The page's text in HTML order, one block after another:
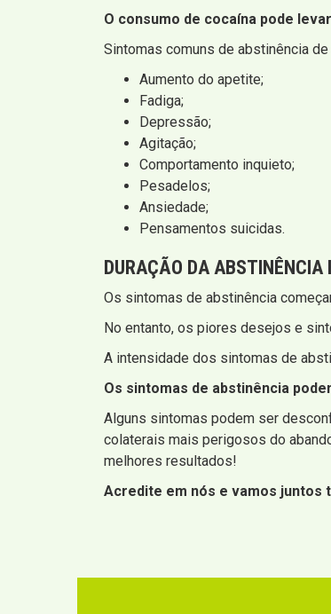
O consumo de cocaína pode
Sintomas comuns de abstinência de
Aumento do apetite;
Fadiga;
Depressão;
Agitação;
Comportamento inquieto;
Pesadelos;
Ansiedade;
Pensamentos suicidas.
DURAÇÃO DA ABSTINÊNCIA
Os sintomas de abstinência
No entanto, os piores desejos e
A intensidade dos sintomas de
Os sintomas de abstinência
Alguns sintomas podem ser
colaterais mais perigosos do
melhores resultados!
Acredite em nós e vamos juntos